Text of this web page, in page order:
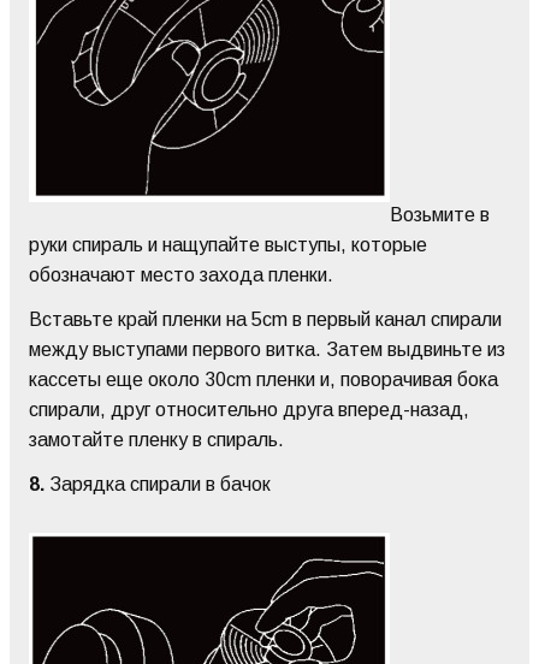
Возьмите в
руки спираль и нащупайте выступы, которые
обозначают место захода пленки.
Вставьте край пленки на 5cm в первый канал спирали
между выступами первого витка. Затем выдвиньте из
кассеты еще около 30cm пленки и, поворачивая бока
спирали, друг относительно друга вперед-назад,
замотайте пленку в спираль.
8. Зарядка спирали в бачок